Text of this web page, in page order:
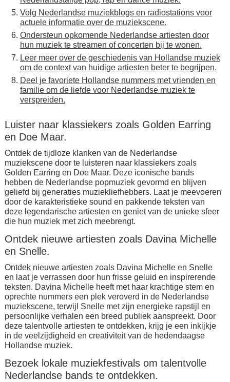
Volg Nederlandse muziekblogs en radiostations voor
actuele informatie over de muziekscene.
Ondersteun opkomende Nederlandse artiesten door
hun muziek te streamen of concerten bij te wonen.
Leer meer over de geschiedenis van Hollandse muziek
om de context van huidige artiesten beter te begrijpen.
Deel je favoriete Hollandse nummers met vrienden en
familie om de liefde voor Nederlandse muziek te
verspreiden.
Luister naar klassiekers zoals Golden Earring
en Doe Maar.
Ontdek de tijdloze klanken van de Nederlandse
muziekscene door te luisteren naar klassiekers zoals
Golden Earring en Doe Maar. Deze iconische bands
hebben de Nederlandse popmuziek gevormd en blijven
geliefd bij generaties muziekliefhebbers. Laat je meevoeren
door de karakteristieke sound en pakkende teksten van
deze legendarische artiesten en geniet van de unieke sfeer
die hun muziek met zich meebrengt.
Ontdek nieuwe artiesten zoals Davina Michelle
en Snelle.
Ontdek nieuwe artiesten zoals Davina Michelle en Snelle
en laat je verrassen door hun frisse geluid en inspirerende
teksten. Davina Michelle heeft met haar krachtige stem en
oprechte nummers een plek veroverd in de Nederlandse
muziekscene, terwijl Snelle met zijn energieke rapstijl en
persoonlijke verhalen een breed publiek aanspreekt. Door
deze talentvolle artiesten te ontdekken, krijg je een inkijkje
in de veelzijdigheid en creativiteit van de hedendaagse
Hollandse muziek.
Bezoek lokale muziekfestivals om talentvolle
Nederlandse bands te ontdekken.